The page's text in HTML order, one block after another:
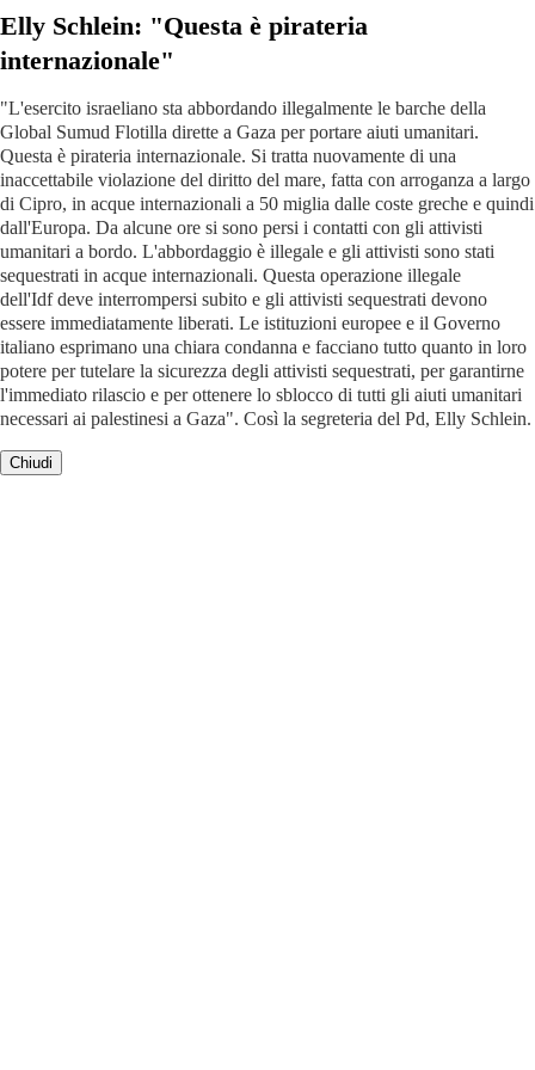
Elly Schlein: "Questa è pirateria
internazionale"
"L'esercito israeliano sta abbordando illegalmente le barche della
Global Sumud Flotilla dirette a Gaza per portare aiuti umanitari.
Questa è pirateria internazionale. Si tratta nuovamente di una
inaccettabile violazione del diritto del mare, fatta con arroganza a largo
di Cipro, in acque internazionali a 50 miglia dalle coste greche e quindi
dall'Europa. Da alcune ore si sono persi i contatti con gli attivisti
umanitari a bordo. L'abbordaggio è illegale e gli attivisti sono stati
sequestrati in acque internazionali. Questa operazione illegale
dell'Idf deve interrompersi subito e gli attivisti sequestrati devono
essere immediatamente liberati. Le istituzioni europee e il Governo
italiano esprimano una chiara condanna e facciano tutto quanto in loro
potere per tutelare la sicurezza degli attivisti sequestrati, per garantirne
l'immediato rilascio e per ottenere lo sblocco di tutti gli aiuti umanitari
necessari ai palestinesi a Gaza". Così la segreteria del Pd, Elly Schlein.